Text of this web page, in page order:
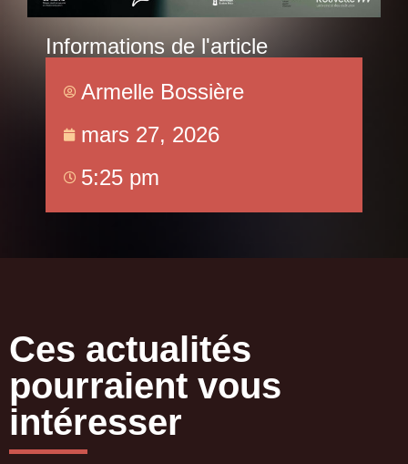
Informations de l'article
Armelle Bossière
mars 27, 2026
5:25 pm
Ces actualités
pourraient vous
intéresser